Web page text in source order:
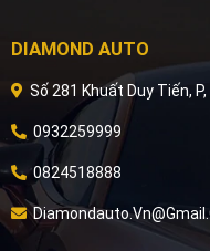
DIAMOND AUTO
Số 281 Khuất Duy Tiến,
0932259999
0824518888